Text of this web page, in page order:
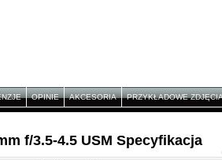
OPINIE AKCESORIA PRZYKŁADOWE
f/3.5-4.5 USM Specyfikacja